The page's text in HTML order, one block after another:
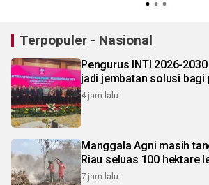
Terpopuler - Nasional
Pengurus INTI 2026-
jadi jembatan solusi
4 jam lalu
Manggala Agni masih
Riau seluas 100 hektare
7 jam lalu